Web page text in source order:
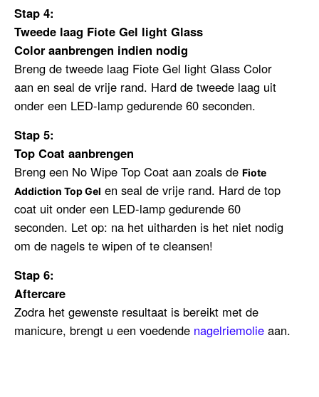
Stap 4:
Tweede laag Fiote Gel light Glass
Color aanbrengen indien nodig
Breng de tweede laag Fiote Gel light Glass Color
aan en seal de vrije rand. Hard de tweede laag uit
onder een LED-lamp gedurende 60 seconden.
Stap 5:
Top Coat aanbrengen
Breng een No Wipe Top Coat aan zoals de Fiote
Addiction Top Gel en seal de vrije rand. Hard de top
coat uit onder een LED-lamp gedurende 60
seconden. Let op: na het uitharden is het niet nodig
om de nagels te wipen of te cleansen!
Stap 6:
Aftercare
Zodra het gewenste resultaat is bereikt met de
manicure, brengt u een voedende nagelriemolie aan.